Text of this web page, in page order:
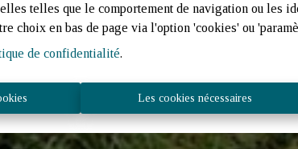
telles que le comportement de navigation ou les
choix en bas de page via l'option 'cookies' ou
de confidentialité.
Les cookies nécessaires